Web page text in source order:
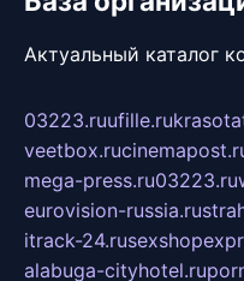
Актуальный каталог
03223.ruufille.ru
veetbox.ru
mega-press.ru03223.ru
eurovision-russia.ru
itrack-24.ru
alabuga-cityhotel.ru